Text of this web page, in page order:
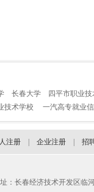
长春大学 四平市职业
技术学校 一汽高专就业
注册 企业注册 招
：长春经济技术开发区临